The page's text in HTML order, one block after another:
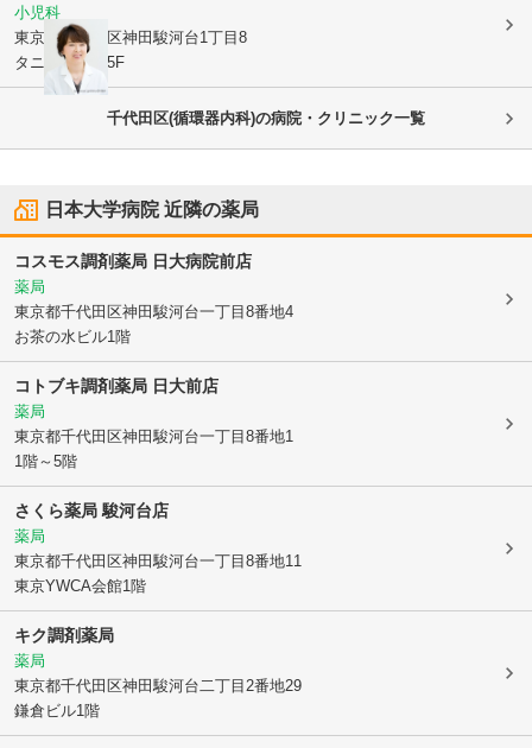
小児科
東京都千代田区神田駿河台1丁目8
タニグチビル5F
千代田区(循環器内科)の病院・クリニック一覧
日本大学病院近隣の薬局
コスモス調剤薬局 日大病院前店
薬局
東京都千代田区神田駿河台一丁目8番地4
お茶の水ビル1階
コトブキ調剤薬局 日大前店
薬局
東京都千代田区神田駿河台一丁目8番地1
1階～5階
さくら薬局 駿河台店
薬局
東京都千代田区神田駿河台一丁目8番地11
東京YWCA会館1階
キク調剤薬局
薬局
東京都千代田区神田駿河台二丁目2番地29
鎌倉ビル1階